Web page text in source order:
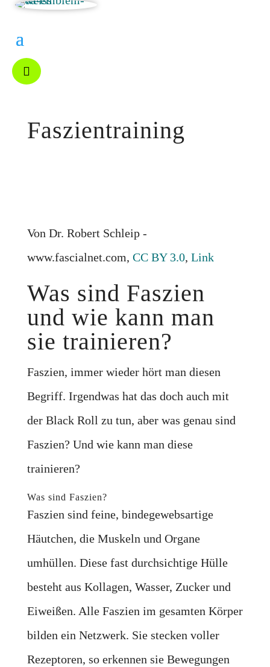

Faszientraining
Von Dr. Robert Schleip -
www.fascialnet.com, CC BY 3.0, Link
Was sind Faszien
und wie kann man
sie trainieren?
Faszien, immer wieder hört man diesen
Begriff. Irgendwas hat das doch auch mit
der Black Roll zu tun, aber was genau sind
Faszien? Und wie kann man diese
trainieren?
Was sind Faszien?
Faszien sind feine, bindegewebsartige
Häutchen, die Muskeln und Organe
umhüllen. Diese fast durchsichtige Hülle
besteht aus Kollagen, Wasser, Zucker und
Eiweißen. Alle Faszien im gesamten Körper
bilden ein Netzwerk. Sie stecken voller
Rezeptoren, so erkennen sie Bewegungen